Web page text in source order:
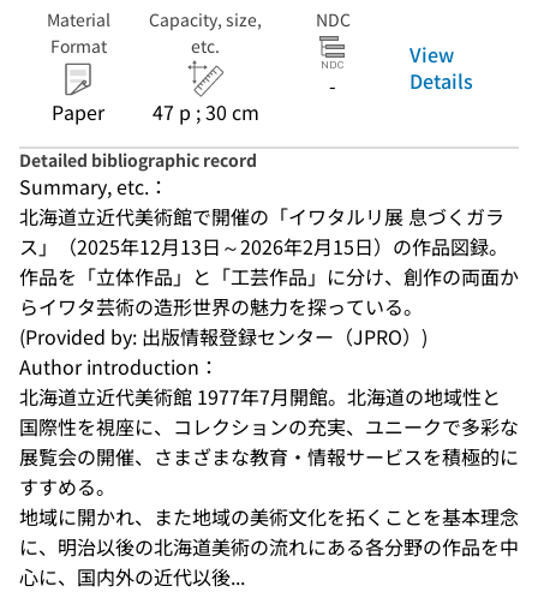
Material
Format
Paper
Capacity, size,
etc.
47 p ; 30 cm
NDC
-
View
Details
Detailed bibliographic record
Summary, etc.：
北海道立近代美術館で開催の「イワタルリ展 息づくガラ
ス」（2025年12月13日～2026年2月15日）の作品図録。
作品を「立体作品」と「工芸作品」に分け、創作の両面か
らイワタ芸術の造形世界の魅力を探っている。
(Provided by: 出版情報登録センター（JPRO）)
Author introduction：
北海道立近代美術館 1977年7月開館。北海道の地域性と
国際性を視座に、コレクションの充実、ユニークで多彩な
展覧会の開催、さまざまな教育・情報サービスを積極的に
すすめる。
地域に開かれ、また地域の美術文化を拓くことを基本理念
に、明治以後の北海道美術の流れにある各分野の作品を中
心に、国内外の近代以後...